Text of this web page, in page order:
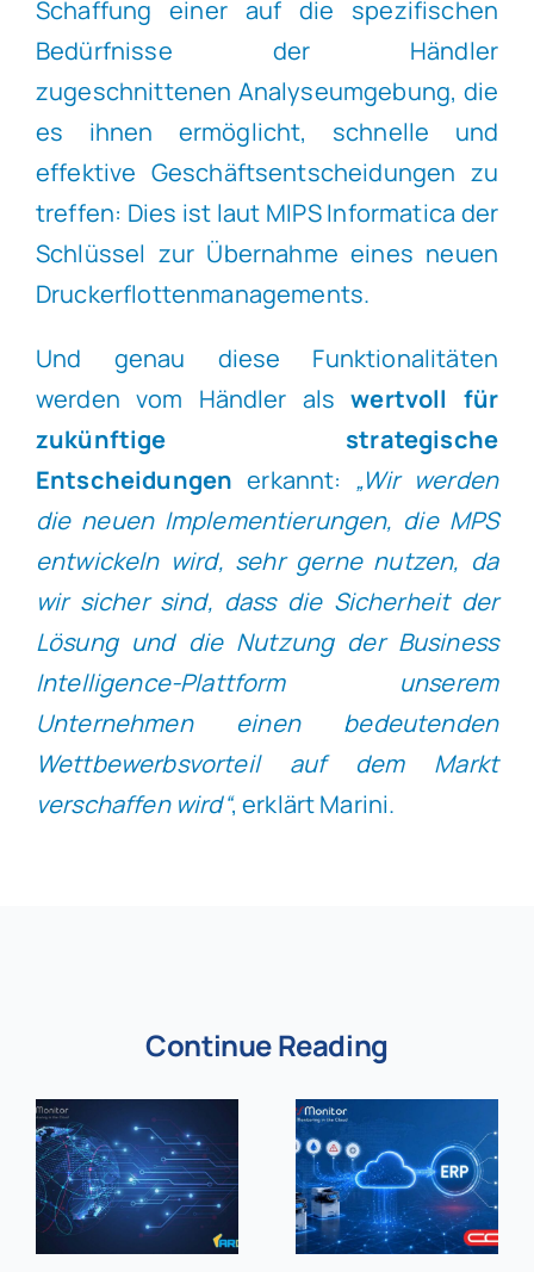
Schaffung einer auf die spezifischen
Bedürfnisse der Händler
zugeschnittenen Analyseumgebung, die
es ihnen ermöglicht, schnelle und
effektive Geschäftsentscheidungen zu
treffen: Dies ist laut MIPS Informatica der
Schlüssel zur Übernahme eines neuen
Druckerflottenmanagements.
Und genau diese Funktionalitäten
werden vom Händler alswertvoll für
zukünftige strategische
Entscheidungen erkannt: „Wir werden
die neuen Implementierungen, die MPS
entwickeln wird, sehr gerne nutzen, da
wir sicher sind, dass die Sicherheit der
Lösung und die Nutzung der Business
Intelligence-Plattform unserem
Unternehmen einen bedeutenden
Wettbewerbsvorteil auf dem Markt
verschaffen wird“, erklärt Marini.
Continue Reading